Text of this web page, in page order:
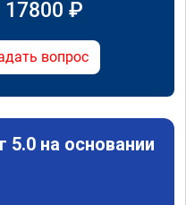
17800 ₽
вопрос
5.0 на основании